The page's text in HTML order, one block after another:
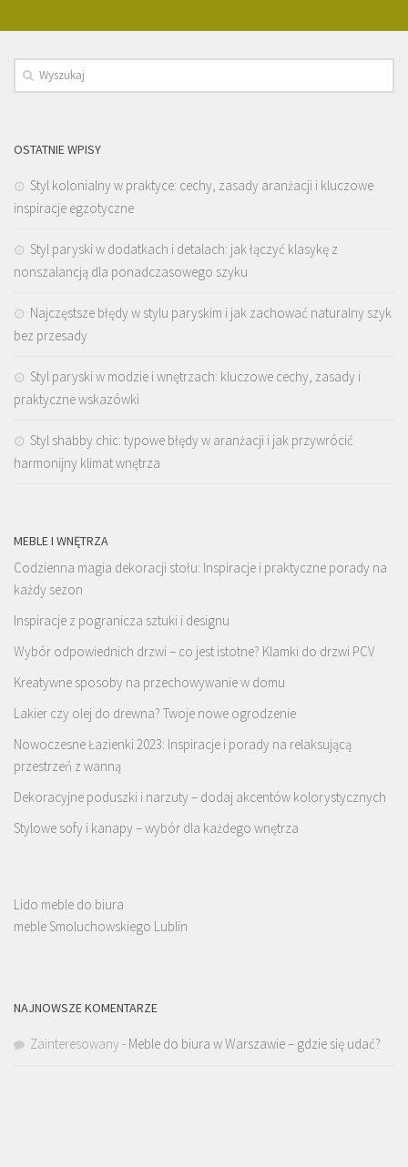
OSTATNIE WPISY
Styl kolonialny w praktyce: cechy, zasady aranżacji i kluczowe
inspiracje egzotyczne
Styl paryski w dodatkach i detalach: jak łączyć klasykę z
nonszalancją dla ponadczasowego szyku
Najczęstsze błędy w stylu paryskim i jak zachować naturalny szyk
bez przesady
Styl paryski w modzie i wnętrzach: kluczowe cechy, zasady i
praktyczne wskazówki
Styl shabby chic: typowe błędy w aranżacji i jak przywrócić
harmonijny klimat wnętrza
MEBLE I WNĘTRZA
Codzienna magia dekoracji stołu: Inspiracje i praktyczne porady na
każdy sezon
Inspiracje z pogranicza sztuki i designu
Wybór odpowiednich drzwi – co jest istotne? Klamki do drzwi PCV
Kreatywne sposoby na przechowywanie w domu
Lakier czy olej do drewna? Twoje nowe ogrodzenie
Nowoczesne Łazienki 2023: Inspiracje i porady na relaksującą
przestrzeń z wanną
Dekoracyjne poduszki i narzuty – dodaj akcentów kolorystycznych
Stylowe sofy i kanapy – wybór dla każdego wnętrza
Lido meble do biura
meble Smoluchowskiego Lublin
NAJNOWSZE KOMENTARZE
Zainteresowany - Meble do biura w Warszawie – gdzie się udać?